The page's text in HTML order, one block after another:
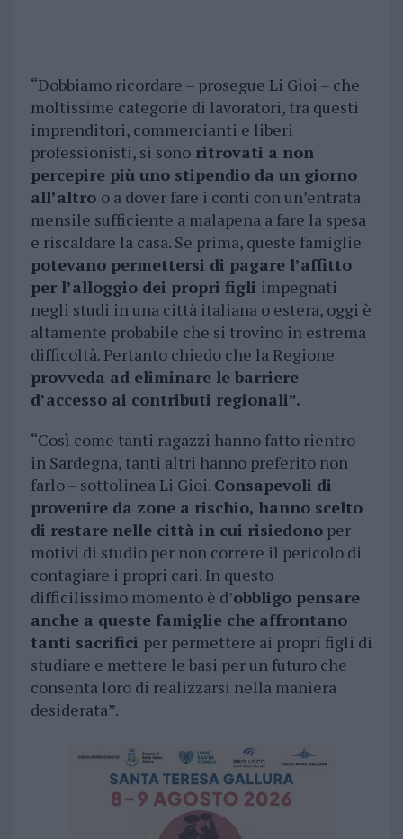
“Dobbiamo ricordare – prosegue Li Gioi – che
moltissime categorie di lavoratori, tra questi
imprenditori, commercianti e liberi
professionisti, si sonoritrovati a non
percepire più uno stipendio da un giorno
all’altro o a dover fare i conti con un’entrata
mensile sufficiente a malapena a fare la spesa
e riscaldare la casa. Se prima, queste famiglie
potevano permettersi di pagare l’affitto
per l’alloggio dei propri figli impegnati
negli studi in una città italiana o estera, oggi è
altamente probabile che si trovino in estrema
difficoltà. Pertanto chiedo che la Regione
provveda ad eliminare le barriere
d’accesso ai contributi regionali”.
“Così come tanti ragazzi hanno fatto rientro
in Sardegna, tanti altri hanno preferito non
farlo – sottolinea Li Gioi. Consapevoli di
provenire da zone a rischio, hanno scelto
di restare nelle città in cui risiedonoper
motivi di studio per non correre il pericolo di
contagiare i propri cari. In questo
difficilissimo momento è d’obbligo pensare
anche a queste famiglie che affrontano
tanti sacrifici per permettere ai propri figli di
studiare e mettere le basi per un futuro che
consenta loro di realizzarsi nella maniera
desiderata”.